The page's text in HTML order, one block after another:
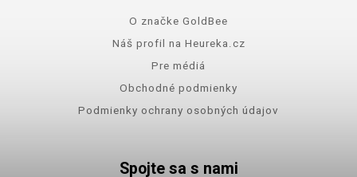
O značke GoldBee
Náš profil na Heureka.cz
Pre médiá
Obchodné podmienky
Podmienky ochrany osobných údajov
Spojte sa s nami